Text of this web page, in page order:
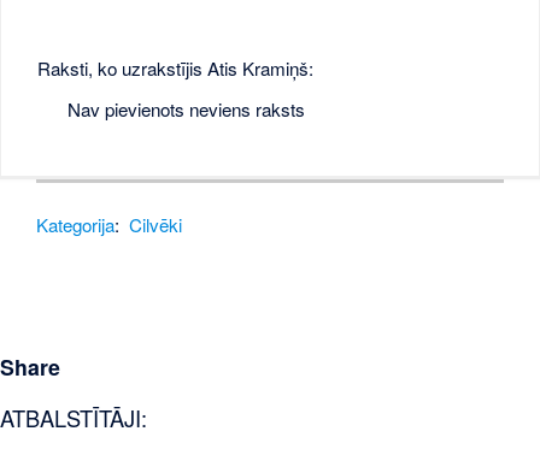
Raksti, ko uzrakstījis Atis Kramiņš:
Nav pievienots neviens raksts
Kategorija: Cilvēki
Share
ATBALSTĪTĀJI: